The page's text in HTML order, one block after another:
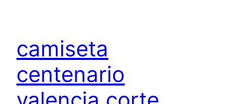
camiseta
centenario